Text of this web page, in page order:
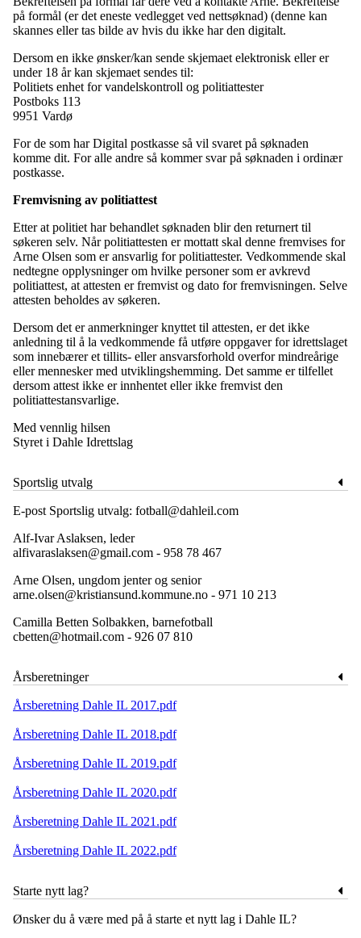
på formål (er det eneste vedlegget ved nettsøknad) (denne kan
skannes eller tas bilde av hvis du ikke har den digitalt.
Dersom en ikke ønsker/kan sende skjemaet elektronisk eller er
under 18 år kan skjemaet sendes til:
Politiets enhet for vandelskontroll og politiattester
Postboks 113
9951 Vardø
For de som har Digital postkasse så vil svaret på søknaden
komme dit. For alle andre så kommer svar på søknaden i ordinær
postkasse.
Fremvisning av politiattest
Etter at politiet har behandlet søknaden blir den returnert til
søkeren selv. Når politiattesten er mottatt skal denne fremvises for
Arne Olsen som er ansvarlig for politiattester. Vedkommende skal
nedtegne opplysninger om hvilke personer som er avkrevd
politiattest, at attesten er fremvist og dato for fremvisningen. Selve
attesten beholdes av søkeren.
Dersom det er anmerkninger knyttet til attesten, er det ikke
anledning til å la vedkommende få utføre oppgaver for idrettslaget
som innebærer et tillits- eller ansvarsforhold overfor mindreårige
eller mennesker med utviklingshemming. Det samme er tilfellet
dersom attest ikke er innhentet eller ikke fremvist den
politiattestansvarlige.
Med vennlig hilsen
Styret i Dahle Idrettslag
Sportslig utvalg
E-post Sportslig utvalg: fotball@dahleil.com
Alf-Ivar Aslaksen, leder
alfivaraslaksen@gmail.com - 958 78 467
Arne Olsen, ungdom jenter og senior
arne.olsen@kristiansund.kommune.no - 971 10 213
Camilla Betten Solbakken, barnefotball
cbetten@hotmail.com - 926 07 810
Årsberetninger
Årsberetning Dahle IL 2017.pdf
Årsberetning Dahle IL 2018.pdf
Årsberetning Dahle IL 2019.pdf
Årsberetning Dahle IL 2020.pdf
Årsberetning Dahle IL 2021.pdf
Årsberetning Dahle IL 2022.pdf
Starte nytt lag?
Ønsker du å være med på å starte et nytt lag i Dahle IL?